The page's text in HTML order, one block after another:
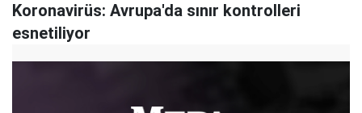
Koronavirüs: Avrupa'da sınır kontrolleri
esnetiliyor